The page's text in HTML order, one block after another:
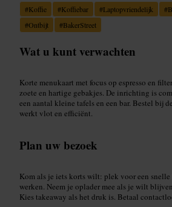
#Koffie #Koffiebar #Laptopvriendelijk #
#Ontbijt #BakerStreet
Wat u kunt verwachten
Korte menukaart met focus op espresso en
zoete en hartige gebakjes. De inrichting is
een aantal kleine tafels en een bar. Bestel bij
werkt vlot en efficiënt.
Plan uw bezoek
Kom als je iets korts wilt: plek voor een
werken. Neem je oplader mee als je wilt
Kies takeaway als het druk is. Betaal